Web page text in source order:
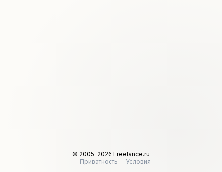
© 2005–2026 Freelance.ru
Приватность
Условия